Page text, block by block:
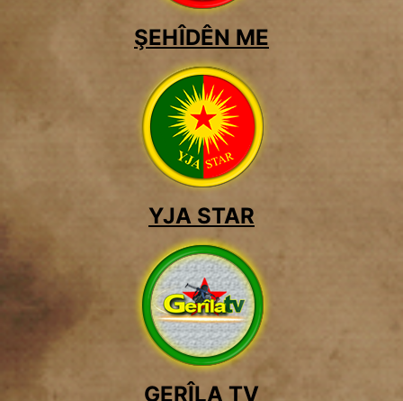
ŞEHÎDÊN ME
YJA STAR
GERÎLA TV